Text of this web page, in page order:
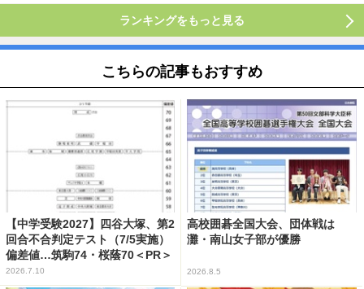
ランキングをもっと見る
こちらの記事もおすすめ
【中学受験2027】四谷大塚、第2
回合不合判定テスト（7/5実施）
偏差値…筑駒74・桜蔭70＜PR＞
2026.7.10
高校囲碁全国大会、団体戦は
灘・南山女子部が優勝
2026.8.5